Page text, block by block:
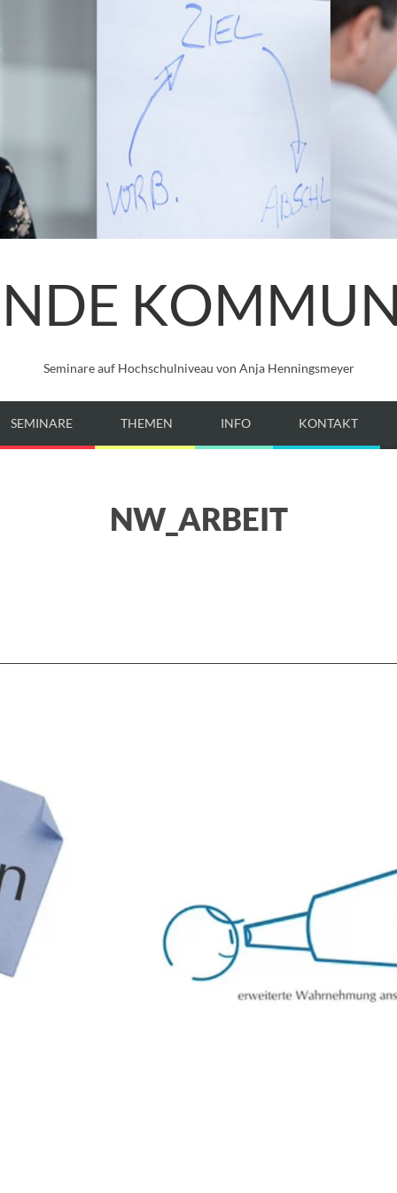
Seminare auf Hochschulniveau von Anja Henningsmeyer
SEMINARE THEMEN INFO KONTAKT
NW_ARBEIT